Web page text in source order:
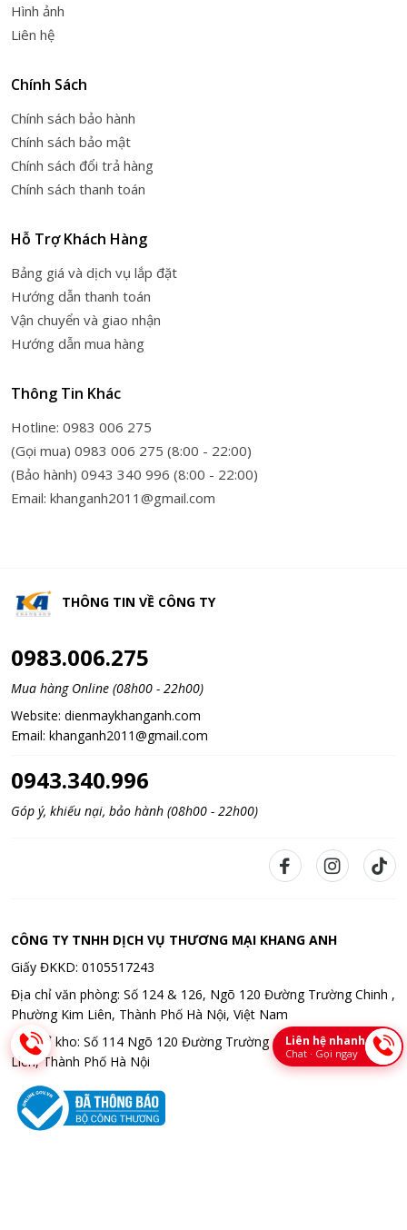
Hình ảnh
Liên hệ
Chính Sách
Chính sách bảo hành
Chính sách bảo mật
Chính sách đổi trả hàng
Chính sách thanh toán
Hỗ Trợ Khách Hàng
Bảng giá và dịch vụ lắp đặt
Hướng dẫn thanh toán
Vận chuyển và giao nhận
Hướng dẫn mua hàng
Thông Tin Khác
Hotline: 0983 006 275
(Gọi mua) 0983 006 275 (8:00 - 22:00)
(Bảo hành) 0943 340 996 (8:00 - 22:00)
Email: khanganh2011@gmail.com
THÔNG TIN VỀ CÔNG TY
0983.006.275
Mua hàng Online (08h00 - 22h00)
Website: dienmaykhanganh.com
Email: khanganh2011@gmail.com
0943.340.996
Góp ý, khiếu nại, bảo hành (08h00 - 22h00)
CÔNG TY TNHH DỊCH VỤ THƯƠNG MẠI KHANG ANH
Giấy ĐKKD: 0105517243
Địa chỉ văn phòng: Số 124 & 126, Ngõ 120 Đường Trường Chinh ,
Phường Kim Liên, Thành Phố Hà Nội, Việt Nam
Địa chỉ kho: Số 114 Ngõ 120 Đường Trường Chinh , Phường Kim
Liên, Thành Phố Hà Nội
Liên hệ nhanh
Chat · Gọi ngay